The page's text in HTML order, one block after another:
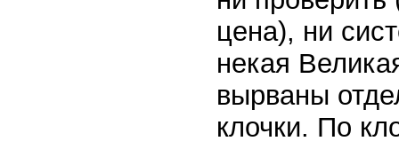
цена), ни
некая
вырваны
клочки. По